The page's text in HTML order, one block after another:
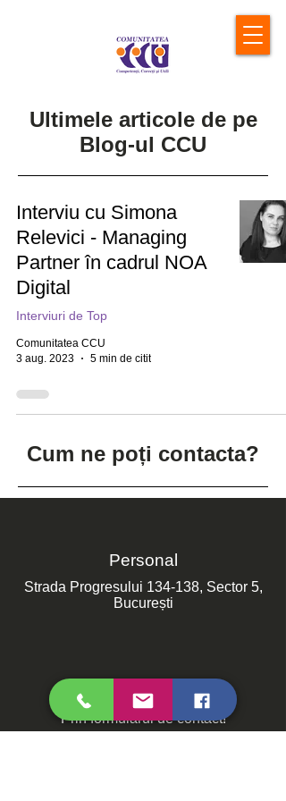
Ultimele articole de pe
Blog-ul CCU
Interviu cu Simona
Relevici - Managing
Partner în cadrul NOA
Digital
Interviuri de Top
Comunitatea CCU
3 aug. 2023
5 min de citit
Cum ne poți contacta?
Personal
Strada Progresului 134-138, Sector 5,
București
Online
Prin formularul de contact!